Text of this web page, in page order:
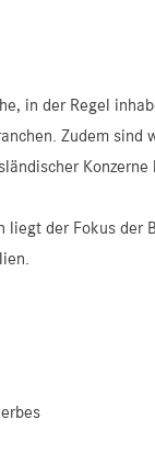
in der Regel
Zudem sind
Konzerne
liegt der Fokus der